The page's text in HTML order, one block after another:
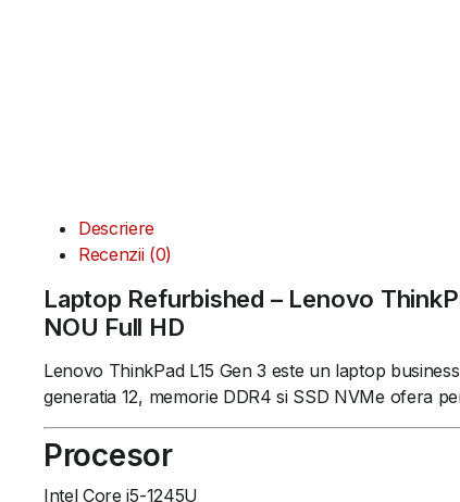
Descriere
Recenzii (0)
Laptop Refurbished – Lenovo
NOU Full HD
Lenovo ThinkPad L15 Gen 3 este un laptop
generatia 12, memorie DDR4 si SSD NVMe ofera
Procesor
Intel Core i5-1245U